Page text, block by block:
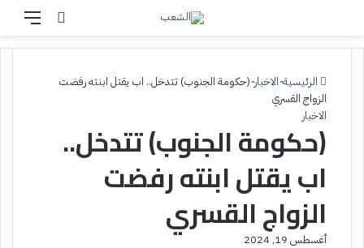
بحث عن
الرئيسية-الاخبار-(حكومة الجنوب) تتدخل.. اب يقتل ابنته رفضت
الزواج القسري
الاخبار
(حكومة الجنوب) تتدخل..
اب يقتل ابنته رفضت
الزواج القسري
أغسطس 19, 2024